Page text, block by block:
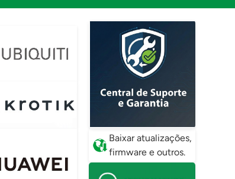
Baixar atualizações,
firmware e outros.